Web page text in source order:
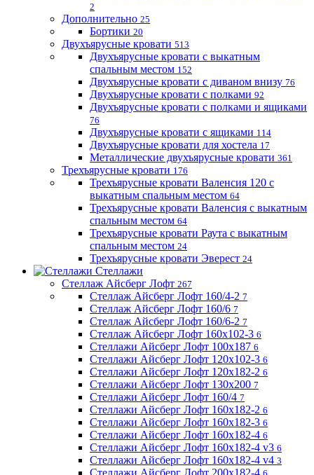
2
Дополнительно 25
Бортики 20
Двухъярусные кровати 513
Двухъярусные кровати с выкатным
спальным местом 152
Двухъярусные кровати с диваном внизу 76
Двухъярусные кровати с полками 92
Двухъярусные кровати с полками и ящиками
76
Двухъярусные кровати с ящиками 114
Двухъярусные кровати для хостела 17
Металлические двухъярусные кровати 361
Трехъярусные кровати 176
Трехъярусные кровати Валенсия 120 с
выкатным спальным местом 64
Трехъярусные кровати Валенсия с выкатным
спальным местом 64
Трехъярусные кровати Раута с выкатным
спальным местом 24
Трехъярусные кровати Эверест 24
Стеллажи
Стеллаж Айсберг Лофт 267
Стеллаж Айсберг Лофт 160/4-2 7
Стеллаж Айсберг Лофт 160/6 7
Стеллаж Айсберг Лофт 160/6-2 7
Стеллаж Айсберг Лофт 160х102-3 6
Стеллажи Айсберг Лофт 100х187 6
Стеллажи Айсберг Лофт 120х102-3 6
Стеллажи Айсберг Лофт 120х182-2 6
Стеллажи Айсберг Лофт 130х200 7
Стеллажи Айсберг Лофт 160/4 7
Стеллажи Айсберг Лофт 160х182-2 6
Стеллажи Айсберг Лофт 160х182-3 6
Стеллажи Айсберг Лофт 160х182-4 6
Стеллажи Айсберг Лофт 160х182-4 v3 6
Стеллажи Айсберг Лофт 160х182-4 v4 3
Стеллажи Айсберг Лофт 200х182-4